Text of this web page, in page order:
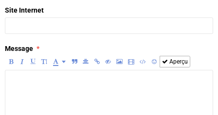
Site Internet
Message
Aperçu